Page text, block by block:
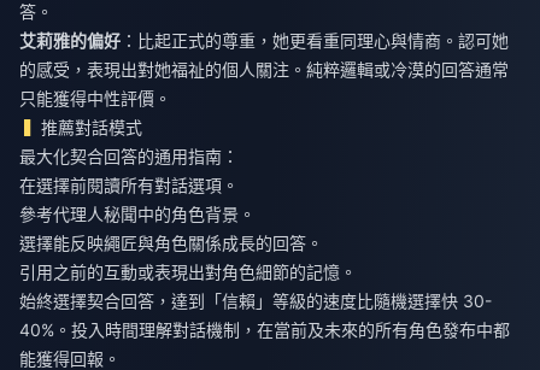
答。
艾莉雅的偏好 ：比起正式的尊重，她更看重同理心與情商。認可她
的感受，表現出對她福祉的個人關注。純粹邏輯或冷漠的回答通常
只能獲得中性評價。
推薦對話模式
最大化契合回答的通用指南：
在選擇前閱讀所有對話選項。
參考代理人秘聞中的角色背景。
選擇能反映繩匠與角色關係成長的回答。
引用之前的互動或表現出對角色細節的記憶。
始終選擇契合回答，達到「信賴」等級的速度比隨機選擇快 30-
40%。投入時間理解對話機制，在當前及未來的所有角色發布中都
能獲得回報。